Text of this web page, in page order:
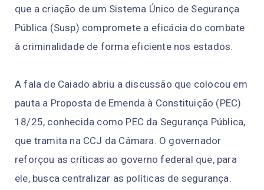
que a criação de um Sistema Único de Segurança
Pública (Susp) compromete a eficácia do combate
à criminalidade de forma eficiente nos estados.
A fala de Caiado abriu a discussão que colocou em
pauta a Proposta de Emenda à Constituição (PEC)
18/25, conhecida como PEC da Segurança Pública,
que tramita na CCJ da Câmara. O governador
reforçou as críticas ao governo federal que, para
ele, busca centralizar as políticas de segurança.